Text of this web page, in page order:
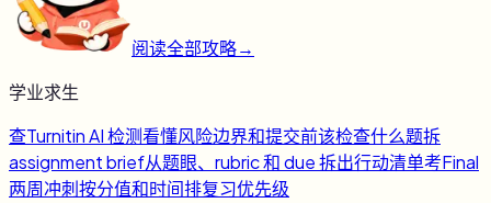
阅读全部攻略→
学业求生
查Turnitin AI 检测看懂风险边界和提交前该检查什么题拆
assignment brief从题眼、rubric 和 due 拆出行动清单考Final
两周冲刺按分值和时间排复习优先级